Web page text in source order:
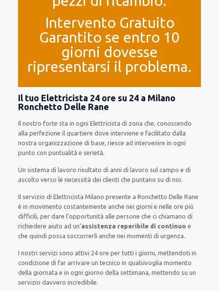
Intervento Gratuito
Garantito se entro 10
giorni dovesse
ripresentarsi il problema.
Il tuo Elettricista 24 ore su 24 a Milano
Ronchetto Delle Rane
Il nostro forte sta in ogni Elettricista di zona che, conoscendo
alla perfezione il quartiere dove interviene efacilitato dalla
nostra organizzazione di base, riesce ad intervenire in ogni
punto con puntualità e serietà.
Un sistema di lavoro risultato di anni di lavoro sul campo e di
ascolto verso le necessitàdei clienti che puntano su di noi.
Il servizio di Elettricista Milanopresente a Ronchetto Delle Rane
èin movimento costantemente anchenei giorni e nelle ore più
difficili, perdare l’opportunità alle persone che ci chiamano di
richiedere aiuto ad un’assistenza reperibile di continuo e
chequindi possa soccorrerli anchenei momenti di urgenza.
I nostri servizi sono attivi 24 orepertutti i giorni, mettendoti in
condizione di far arrivare untecnico inqualsivoglia momento
della giornata e inogni giorno della settimana, mettendo su un
serviziodavvero incredibile.